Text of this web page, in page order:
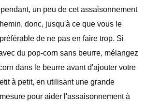
un peu de cet assaisonnement
donc, jusqu'à ce que vous le
de ne pas en faire trop. Si
du pop-corn sans beurre, mélangez
dans le beurre avant d'ajouter votre
à petit, en utilisant une grande
pour aider l'assaisonnement à